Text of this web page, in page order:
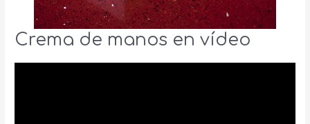
Crema de manos en vídeo